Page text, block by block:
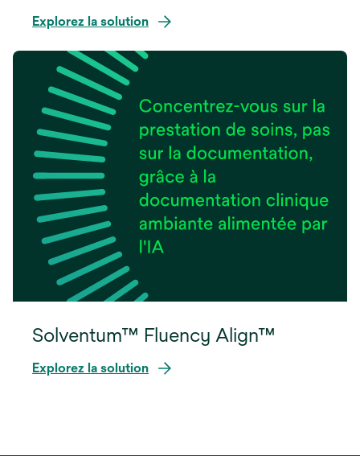
Explorez la solution
Solventum™ Fluency Align™
Explorez la solution